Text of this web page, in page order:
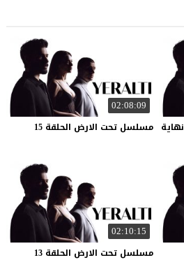
02:08:09
مسلسل تحت الارض الحلقة 15
02:10:15
مسلسل تحت الارض الحلقة 13